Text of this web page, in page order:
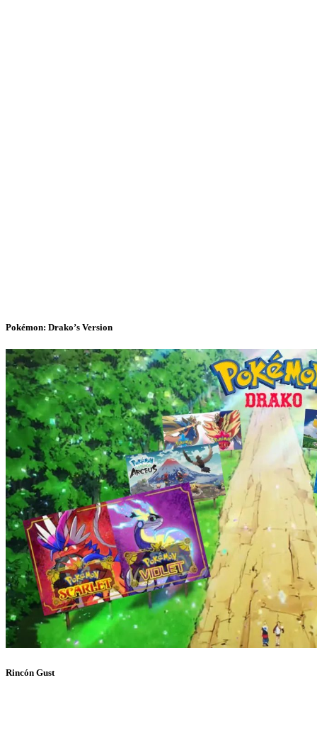
Pokémon: Drako’s Version
Rincón Gust